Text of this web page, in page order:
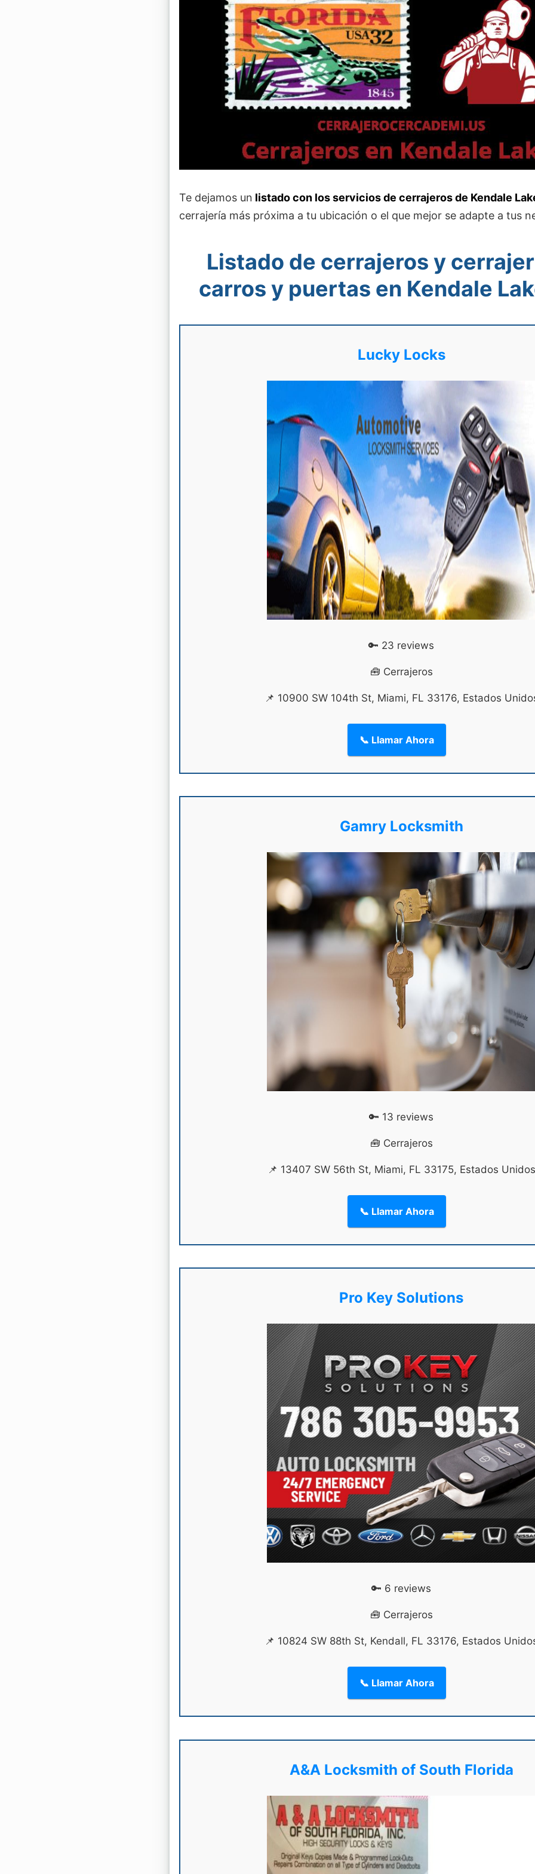
Te dejamos un listado con los servicios de cerrajeros de Kendale
cerrajería más próxima a tu ubicación o el que mejor se adapte a tus
Listado de cerrajeros y
carros y puertas en Kendale
Lucky Locks
🔑 23 reviews
🧰 Cerrajeros
📌 10900 SW 104th St, Miami, FL 33176, Estados
📞 Llamar Ahora
Gamry Locksmith
🔑 13 reviews
🧰 Cerrajeros
📌 13407 SW 56th St, Miami, FL 33175, Estados Unidos
📞 Llamar Ahora
Pro Key Solutions
🔑 6 reviews
🧰 Cerrajeros
📌 10824 SW 88th St, Kendall, FL 33176, Estados
📞 Llamar Ahora
A&A Locksmith of South Florida